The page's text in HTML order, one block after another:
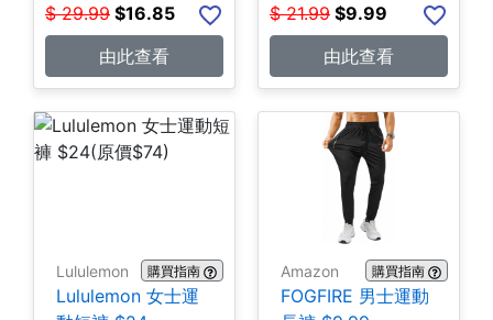
$ 29.99 $16.85
由此查看
$ 21.99 $9.99
由此查看
Lululemon 購買指南
Lululemon 女士運
Amazon 購買指南
FOGFIRE 男士運動